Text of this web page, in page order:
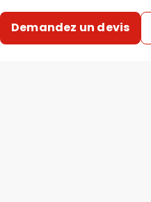
Demandez un devis